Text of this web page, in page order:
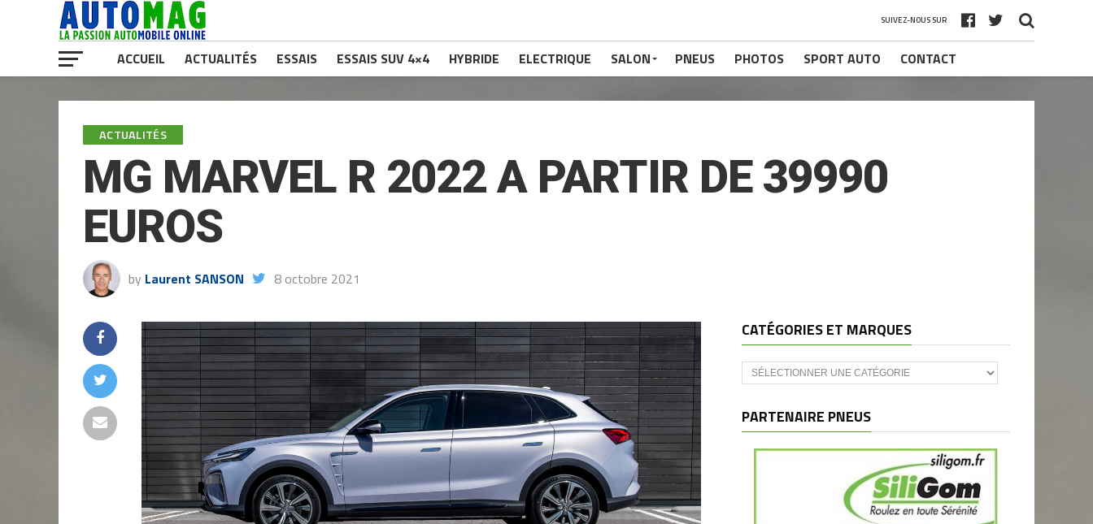
SUIVEZ-NOUS SUR
ACCUEIL ACTUALITÉS ESSAIS ESSAIS SUV 4×4 HYBRIDE ELECTRIQUE SALON PNEUS PHOTOS SPORT AUTO CONTACT
ACTUALITÉS
MG MARVEL R 2022 A PARTIR DE 39990
EUROS
by Laurent SANSON 8 octobre 2021
CATÉGORIES ET MARQUES
Catégories
et
PARTENAIRE PNEUS